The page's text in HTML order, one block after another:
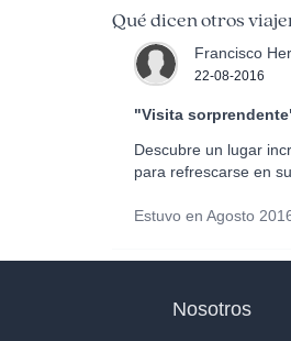
Qué dicen otros
Francisco
22-08-2016
"Visita
Descubre un lugar
para refrescarse en
Estuvo en Agosto
Nosotros